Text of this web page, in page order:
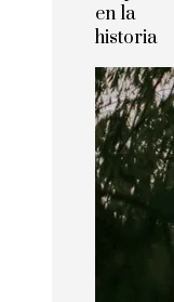
en la
historia